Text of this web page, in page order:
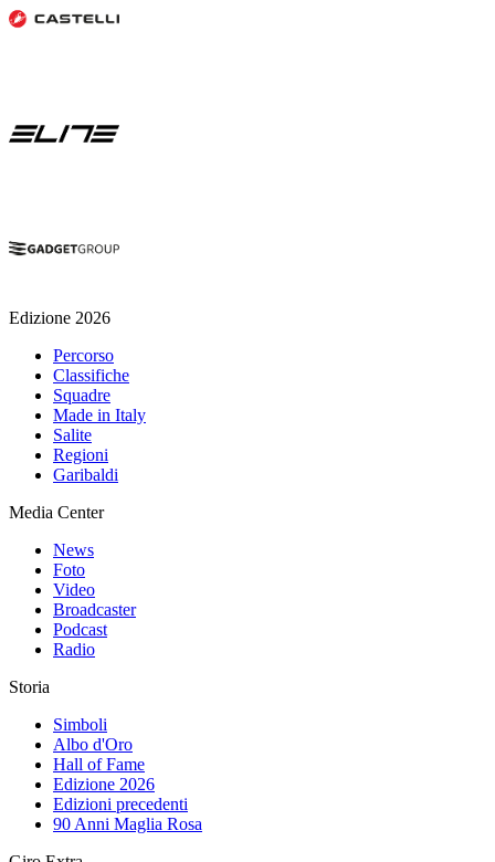
Edizione 2026
Percorso
Classifiche
Squadre
Made in Italy
Salite
Regioni
Garibaldi
Media Center
News
Foto
Video
Broadcaster
Podcast
Radio
Storia
Simboli
Albo d'Oro
Hall of Fame
Edizione 2026
Edizioni precedenti
90 Anni Maglia Rosa